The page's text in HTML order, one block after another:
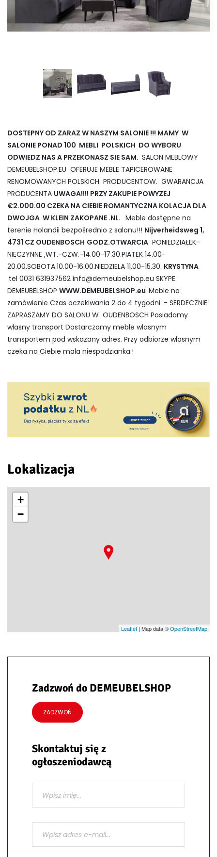
DOSTEPNY OD ZARAZ W NASZYM SALONIE !!! MAMY W
SALONIE PONAD 100 MEBLI POLSKICH DO WYBORU
ODWIEDZ NAS A PRZEKONASZ SIE SAM. SALON MEBLOWY
DEMEUBELSHOP.EU OFERUJE MEBLE TAPICEROWANE
RENOMOWANYCH POLSKICH PRODUCENTOW. GWARANCJA
PRODUCENTA UWAGA!!!! PRZY ZAKUPIE POWYZEJ
€2.000.00 CZEKA NA CIEBIE ROMANTYCZNA KOLACJA DLA
DWOJGA W KLEIN ZAKOPANE .NL. Meble dostępne na
terenie Holandii bezpośrednio z salonu!!! Nijverheidsweg 1,
4731 CZ OUDENBOSCH GODZ.OTWARCIA PONIEDZIAŁEK-
NIECZYNNE ,WT.-CZW.-14.00-17.30.PIATEK 14.00-
20.00,SOBOTA.10.00-16.00.NIEDZIELA 11.00-15.30. KRYSTYNA
tel 0031 631937562 info@demeubelshop.eu SKYPE
DEMEUBELSHOP WWW.DEMEUBELSHOP.eu Meble na
zamówienie Czas oczekiwania 2 do 4 tygodni. - SERDECZNIE
ZAPRASZAMY DO SALONU W OUDENBOSCH Posiadamy
wlasny transport Dostarczamy meble wlasnym
transportem pod wskazany adres. Przy odbiorze wlasnym
czeka na Ciebie mala niespodzianka.!
Lokalizacja
+
−
Leaflet | Map data ©OpenStreetMap
Zadzwoń do DEMEUBELSHOP
ZADZWOŃ
Skontaktuj się z
ogłoszeniodawcą